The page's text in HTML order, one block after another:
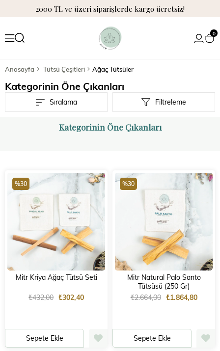
2000 TL ve üzeri siparişlerde kargo ücretsiz!
0
Anasayfa Tütsü Çeşitleri Ağaç Tütsüler
Kategorinin Öne Çıkanları
Filtreleme
Sıralama
Kategorinin Öne Çıkanları
Mitr Kriya Ağaç Tütsü Seti
₺302,40
₺432,00
Sepete Ekle
%30
Mitr Natural Palo Santo
Tütsüsü (250 Gr)
₺1.864,80
₺2.664,00
Sepete Ekle
%30